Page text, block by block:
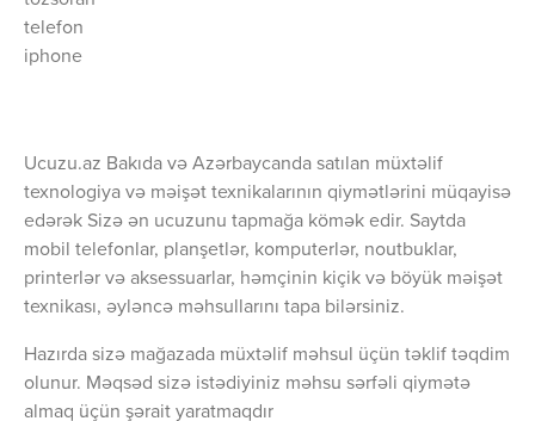
telefon
iphone
Ucuzu.az Bakıda və Azərbaycanda satılan müxtəlif
texnologiya və məişət texnikalarının qiymətlərini müqayisə
edərək Sizə ən ucuzunu tapmağa kömək edir. Saytda
mobil telefonlar, planşetlər, komputerlər, noutbuklar,
printerlər və aksessuarlar, həmçinin kiçik və böyük məişət
texnikası, əyləncə məhsullarını tapa bilərsiniz.
Hazırda sizə mağazada müxtəlif məhsul üçün təklif təqdim
olunur. Məqsəd sizə istədiyiniz məhsu sərfəli qiymətə
almaq üçün şərait yaratmaqdır